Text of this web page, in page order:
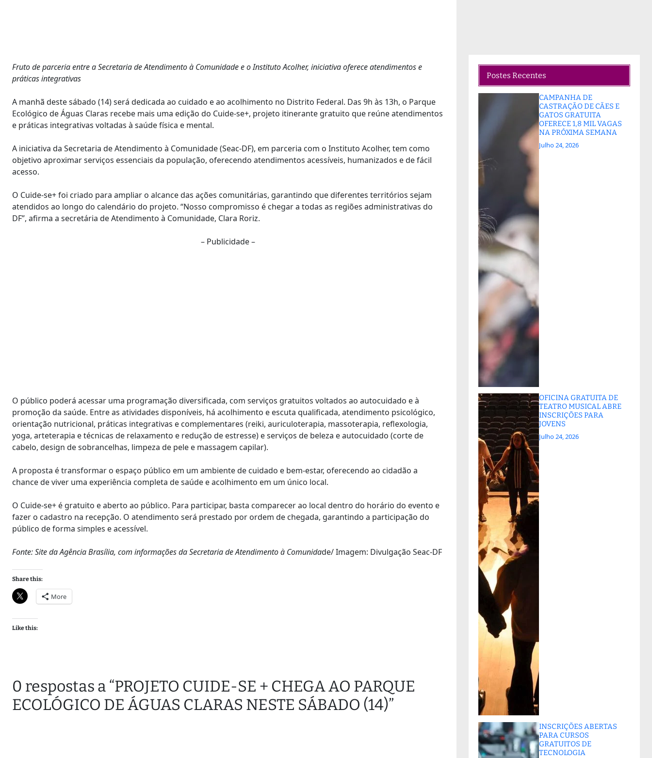
Fruto de parceria entre a Secretaria de Atendimento à Comunidade e o Instituto Acolher, iniciativa oferece atendimentos e
práticas integrativas
A manhã deste sábado (14) será dedicada ao cuidado e ao acolhimento no Distrito Federal. Das 9h às 13h, o Parque
Ecológico de Águas Claras recebe mais uma edição do Cuide-se+, projeto itinerante gratuito que reúne atendimentos
e práticas integrativas voltadas à saúde física e mental.
A iniciativa da Secretaria de Atendimento à Comunidade (Seac-DF), em parceria com o Instituto Acolher, tem como
objetivo aproximar serviços essenciais da população, oferecendo atendimentos acessíveis, humanizados e de fácil
acesso.
O Cuide-se+ foi criado para ampliar o alcance das ações comunitárias, garantindo que diferentes territórios sejam
atendidos ao longo do calendário do projeto. “Nosso compromisso é chegar a todas as regiões administrativas do
DF”, afirma a secretária de Atendimento à Comunidade, Clara Roriz.
– Publicidade –
O público poderá acessar uma programação diversificada, com serviços gratuitos voltados ao autocuidado e à
promoção da saúde. Entre as atividades disponíveis, há acolhimento e escuta qualificada, atendimento psicológico,
orientação nutricional, práticas integrativas e complementares (reiki, auriculoterapia, massoterapia, reflexologia,
yoga, arteterapia e técnicas de relaxamento e redução de estresse) e serviços de beleza e autocuidado (corte de
cabelo, design de sobrancelhas, limpeza de pele e massagem capilar).
A proposta é transformar o espaço público em um ambiente de cuidado e bem-estar, oferecendo ao cidadão a
chance de viver uma experiência completa de saúde e acolhimento em um único local.
O Cuide-se+ é gratuito e aberto ao público. Para participar, basta comparecer ao local dentro do horário do evento e
fazer o cadastro na recepção. O atendimento será prestado por ordem de chegada, garantindo a participação do
público de forma simples e acessível.
Fonte: Site da Agência Brasília, com informações da Secretaria de Atendimento à Comunidade/ Imagem: Divulgação Seac-DF
Share this:
More
Like this:
0 respostas a “PROJETO CUIDE-SE + CHEGA AO PARQUE
ECOLÓGICO DE ÁGUAS CLARAS NESTE SÁBADO (14)”
Postes Recentes
CAMPANHA DE
CASTRAÇÃO DE CÃES E
GATOS GRATUITA
OFERECE 1,8 MIL VAGAS
NA PRÓXIMA SEMANA
Julho 24, 2026
OFICINA GRATUITA DE
TEATRO MUSICAL ABRE
INSCRIÇÕES PARA
JOVENS
Julho 24, 2026
INSCRIÇÕES ABERTAS
PARA CURSOS
GRATUITOS DE
TECNOLOGIA